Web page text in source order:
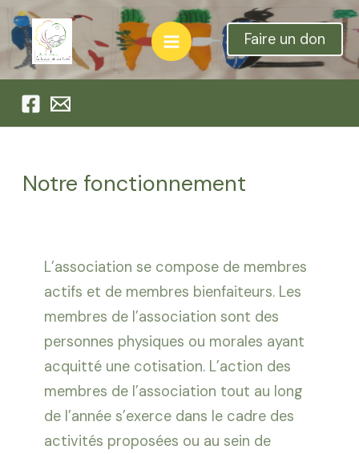
Aller
au
contenu
Main
Faire un don
Notre fonctionnement
L’association se compose de membres
actifs et de membres bienfaiteurs. Les
membres de l’association sont des
personnes physiques ou morales ayant
acquitté une cotisation. L’action des
membres de l’association tout au long
de l’année s’exerce dans le cadre des
activités proposées ou au sein de